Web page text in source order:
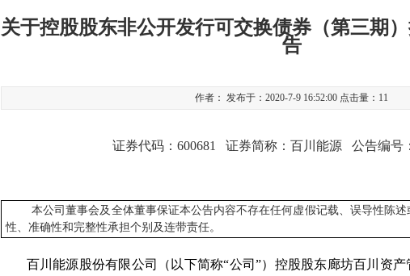
关于控股股东非公开发行可交换债券（第三期
告
作者： 发布于：2020-7-9 16:52:00 点击量： 11
证券代码：600681 证券简称：百川能源 公告编号：
本公司董事会及全体董事保证本公告内容不存在任何虚假记载、误导性陈
性、准确性和完整性承担个别及连带责任。
百川能源股份有限公司（以下简称“公司”）控股股东廊坊百川资产